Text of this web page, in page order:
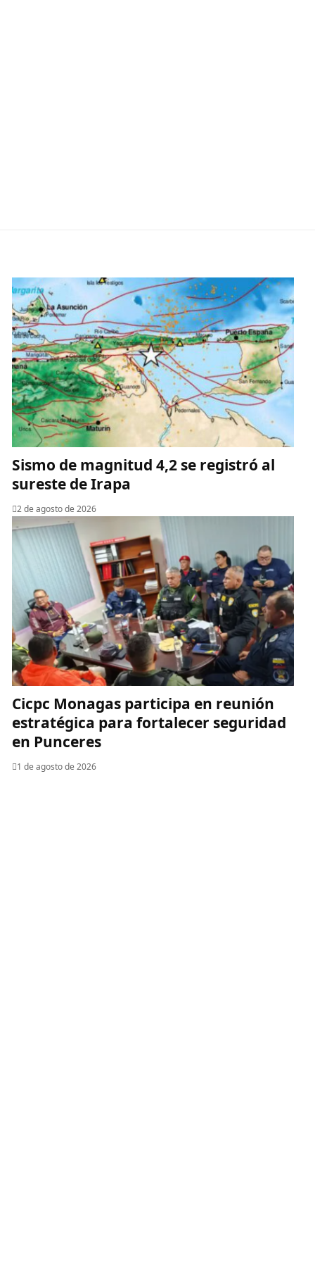
Sismo de magnitud 4,2 se registró al
sureste de Irapa
2 de agosto de 2026
Cicpc Monagas participa en reunión
estratégica para fortalecer seguridad
en Punceres
1 de agosto de 2026